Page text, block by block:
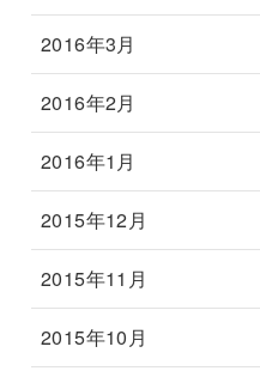
2016年3月
2016年2月
2016年1月
2015年12月
2015年11月
2015年10月